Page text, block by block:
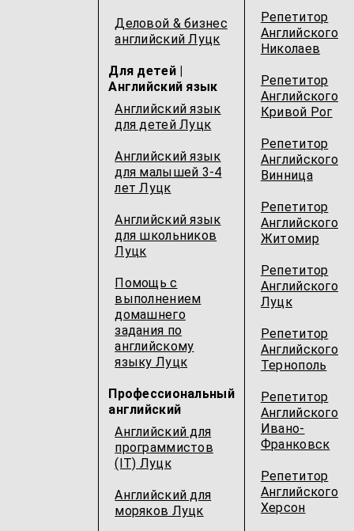
Деловой & бизнес
английский Луцк
Для детей |
Английский язык
Английский язык
для детей Луцк
Английский язык
для малышей 3-4
лет Луцк
Английский язык
для школьников
Луцк
Помощь с
выполнением
домашнего
задания по
английскому
языку Луцк
Профессиональный
английский
Английский для
программистов
(IT) Луцк
Английский для
моряков Луцк
Репетитор
Английского
Николаев
Репетитор
Английского
Кривой Рог
Репетитор
Английского
Винница
Репетитор
Английского
Житомир
Репетитор
Английского
Луцк
Репетитор
Английского
Тернополь
Репетитор
Английского
Ивано-
Франковск
Репетитор
Английского
Херсон